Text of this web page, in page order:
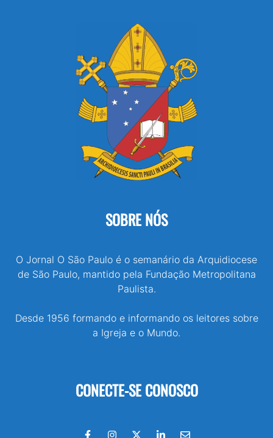
SOBRE NÓS
O Jornal O São Paulo é o semanário da Arquidiocese
de São Paulo, mantido pela Fundação Metropolitana
Paulista.
Desde 1956 formando e informando os leitores sobre
a Igreja e o Mundo.
CONECTE-SE CONOSCO